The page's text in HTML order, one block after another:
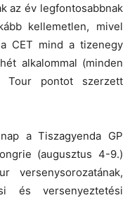
az év legfontosabbnak
kellemetlen, mivel
CET mind a tizenegy
alkalommal (minden
Tour pontot szerzett
a Tiszagyenda GP
(augusztus 4-9.)
versenysorozatának,
és versenyeztetési